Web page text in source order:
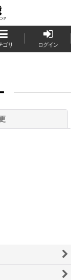
ゴリ ログイン